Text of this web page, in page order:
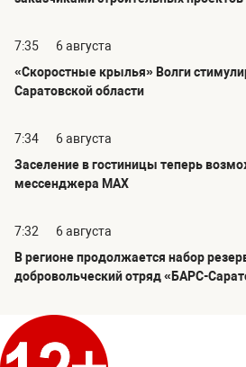
7:35
6 августа
«Скоростные крылья» Волги
Саратовской области
7:34
6 августа
Заселение в гостиницы теперь
мессенджера MAX
7:32
6 августа
В регионе продолжается набор
добровольческий отряд «БАРС-